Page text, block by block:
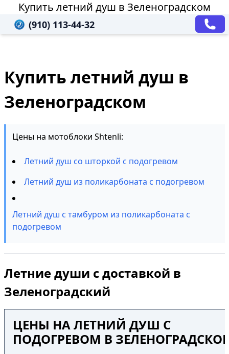
Купить летний душ в Зеленоградском
(910) 113-44-32
Купить летний душ в
Зеленоградском
Цены на мотоблоки Shtenli:
Летний душ со шторкой с подогревом
Летний душ из поликарбоната с подогревом
Летний душ с тамбуром из поликарбоната с
подогревом
Летние души с доставкой в
Зеленоградский
ЦЕНЫ НА ЛЕТНИЙ ДУШ С
ПОДОГРЕВОМ В